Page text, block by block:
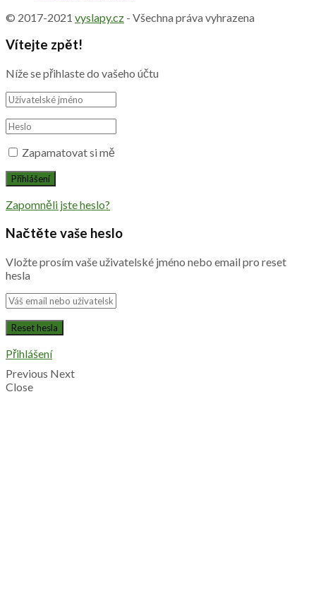
© 2017-2021 vyslapy.cz - Všechna práva vyhrazena
Vítejte zpět!
Níže se přihlaste do vašeho účtu
Zapamatovat si mě
Zapomněli jste heslo?
Načtěte vaše heslo
Vložte prosím vaše uživatelské jméno nebo email pro reset
hesla
Přihlášení
Previous Next
Close